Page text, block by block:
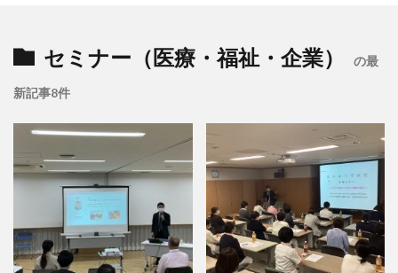
セミナー（医療・福祉・企業） の最
新記事8件